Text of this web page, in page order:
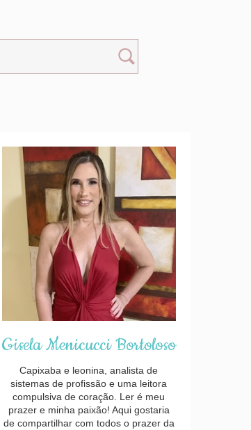
Gisela Menicucci Bortoloso
Capixaba e leonina, analista de
sistemas de profissão e uma leitora
compulsiva de coração. Ler é meu
prazer e minha paixão! Aqui gostaria
de compartilhar com todos o prazer da